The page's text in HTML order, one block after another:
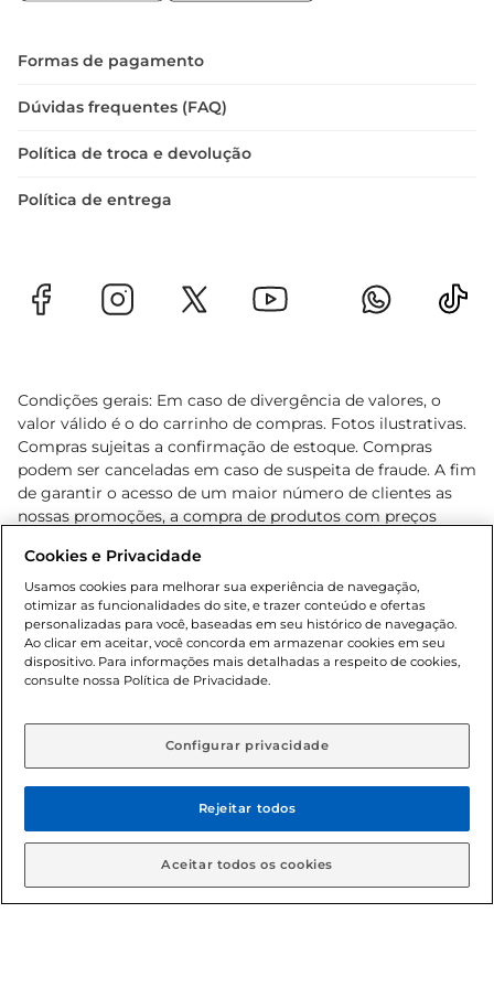
Formas de pagamento
Dúvidas frequentes (FAQ)
Política de troca e devolução
Política de entrega
Condições gerais: Em caso de divergência de valores, o
valor válido é o do carrinho de compras. Fotos ilustrativas.
Compras sujeitas a confirmação de estoque. Compras
podem ser canceladas em caso de suspeita de fraude. A fim
de garantir o acesso de um maior número de clientes as
nossas promoções, a compra de produtos com preços
cliente. Os preços, ofertas e condições são exclusivos para
o e-commerce e válidos durante o dia de hoje, podendo
sofrer alterações sem prévia notificação. Proibida a venda
de bebidas alcoólicas para menores de 18 anos, conforme
Lei n.º 8069/90, art. 81, inciso II (Estatuto da Criança e do
Adolescente). Preços e condições exclusivos para o
aviso prévio. O valor mínimo para as compras on-line é de
© 2026 Copyright. Todos os direitos
reservados Gbarbosa.
Cookies e Privacidade
Usamos cookies para melhorar sua experiência de navegação,
otimizar as funcionalidades do site, e trazer conteúdo e ofertas
personalizadas para você, baseadas em seu histórico de navegação.
Ao clicar em aceitar, você concorda em armazenar cookies em seu
dispositivo. Para informações mais detalhadas a respeito de cookies,
consulte nossa Política de Privacidade.
Configurar privacidade
Rejeitar todos
Aceitar todos os cookies